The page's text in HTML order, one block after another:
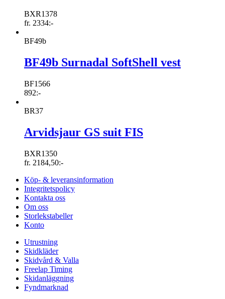
BXR1378
fr. 2334:-
BF49b
BF49b Surnadal SoftShell vest
BF1566
892:-
BR37
Arvidsjaur GS suit FIS
BXR1350
fr. 2184,50:-
Köp- & leveransinformation
Integritetspolicy
Kontakta oss
Om oss
Storlekstabeller
Konto
Utrustning
Skidkläder
Skidvård & Valla
Freelap Timing
Skidanläggning
Fyndmarknad